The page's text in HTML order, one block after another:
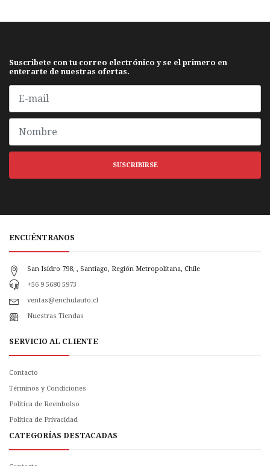
Suscribete con tu correo electrónico y se el primero en
enterarte de nuestras ofertas.
SUSCRIBIRSE
ENCUÉNTRANOS
San Isidro 798, , Santiago, Región Metropolitana, Chile
+56 9 5680 5973
ventas@enchulauto.cl
Nuestras Tiendas
SERVICIO AL CLIENTE
Contacto
Términos y Condiciones
Política de Reembolso
Politica de Privacidad
CATEGORÍAS DESTACADAS